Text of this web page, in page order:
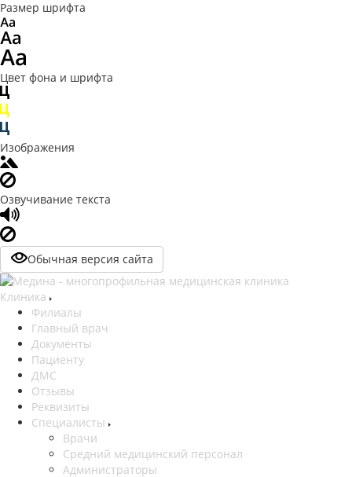
Размер шрифта
Цвет фона и шрифта
Изображения
Озвучивание текста
Обычная версия сайта
Клиника
Филиалы
Главный врач
Документы
Пациенту
ДМС
Отзывы
Реквизиты
Специалисты
Врачи
Средний медицинский персонал
Администраторы